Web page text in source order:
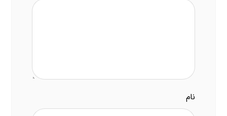
نام